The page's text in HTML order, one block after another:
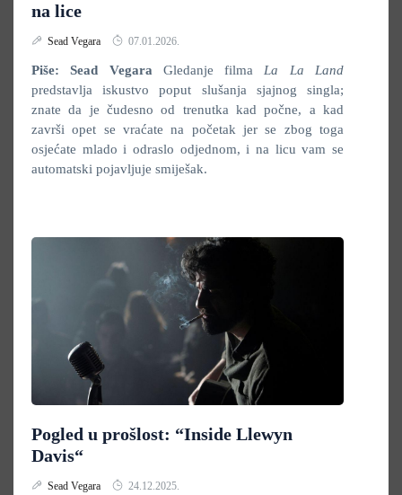
na lice
Sead Vegara 07.01.2026.
Piše: Sead Vegara Gledanje filma La La Land
predstavlja iskustvo poput slušanja sjajnog singla;
znate da je čudesno od trenutka kad počne, a kad
završi opet se vraćate na početak jer se zbog toga
osjećate mlado i odraslo odjednom, i na licu vam se
automatski pojavljuje smiješak.
Pogled u prošlost: “Inside Llewyn
Davis“
Sead Vegara 24.12.2025.